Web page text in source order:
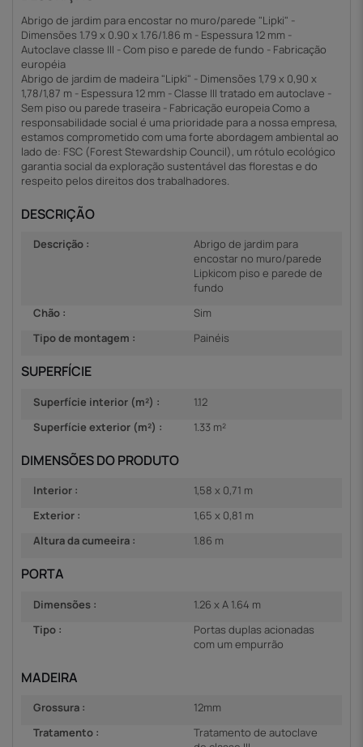
Abrigo de jardim para encostar no muro/parede "Lipki" -
Dimensões 1.79 x 0.90 x 1.76/1.86 m - Espessura 12 mm -
Autoclave classe III - Com piso e parede de fundo - Fabricação
européia
Abrigo de jardim de madeira "Lipki" - Dimensões 1,79 x 0,90 x
1,78/1,87 m - Espessura 12 mm - Classe III tratado em autoclave -
Sem piso ou parede traseira - Fabricação europeia Como a
responsabilidade social é uma prioridade para a nossa empresa,
estamos comprometido com uma forte abordagem ambiental ao
lado de: FSC (Forest Stewardship Council), um rótulo ecológico
garantia social da exploração sustentável das florestas e do
respeito pelos direitos dos trabalhadores.
DESCRIÇÃO
Descrição :
Abrigo de jardim para
encostar no muro/parede
Lipkicom piso e parede de
fundo
Chão :
Sim
Tipo de montagem :
Painéis
SUPERFÍCIE
Superfície interior (m²) :
1.12
Superfície exterior (m²) :
1.33 m²
DIMENSÕES DO PRODUTO
Interior :
1,58 x 0,71 m
Exterior :
1,65 x 0,81 m
Altura da cumeeira :
1.86 m
PORTA
Dimensões :
1.26 x A 1.64 m
Tipo :
Portas duplas acionadas
com um empurrão
MADEIRA
Grossura :
12mm
Tratamento :
Tratamento de autoclave